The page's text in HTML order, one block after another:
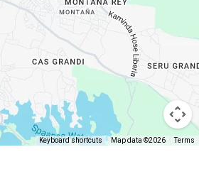
Keyboard shortcuts Map data ©2026 Terms